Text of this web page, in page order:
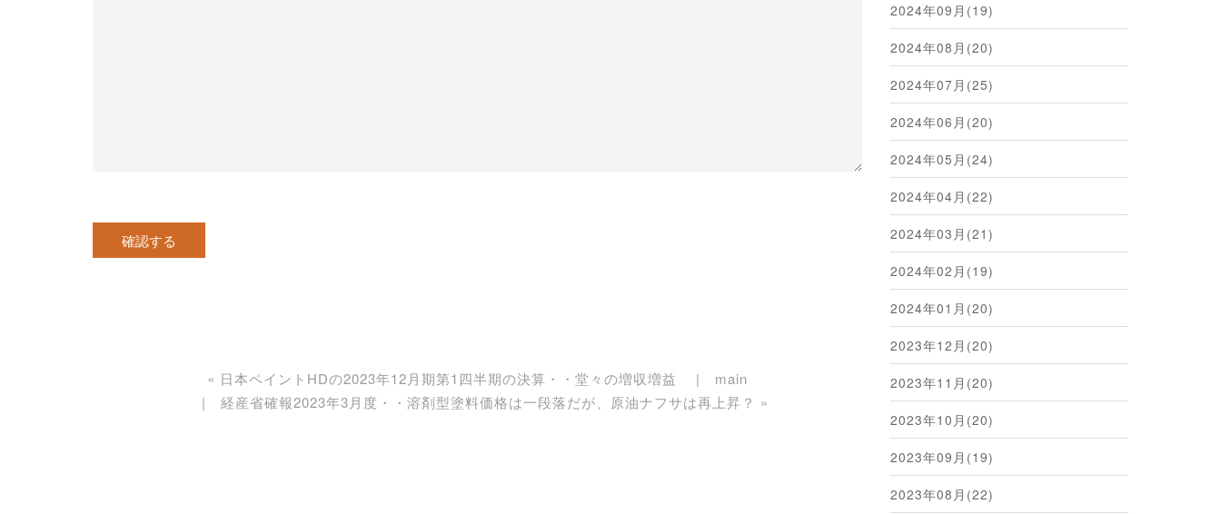
« 日本ペイントHDの2023年12月期第1四半期の決算・・堂々の増収増益
main
経産省確報2023年3月度・・溶剤型塗料価格は一段落だが、原油ナフサは再上昇？ »
2024年09月(19)
2024年08月(20)
2024年07月(25)
2024年06月(20)
2024年05月(24)
2024年04月(22)
2024年03月(21)
2024年02月(19)
2024年01月(20)
2023年12月(20)
2023年11月(20)
2023年10月(20)
2023年09月(19)
2023年08月(22)